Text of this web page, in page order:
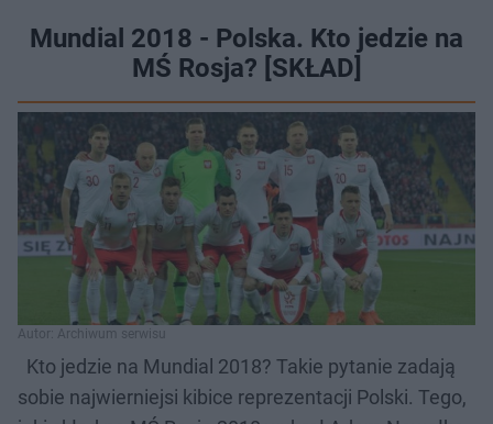
Mundial 2018 - Polska. Kto jedzie na
MŚ Rosja? [SKŁAD]
Autor: Archiwum serwisu
Kto jedzie na Mundial 2018? Takie pytanie zadają
sobie najwierniejsi kibice reprezentacji Polski. Tego,